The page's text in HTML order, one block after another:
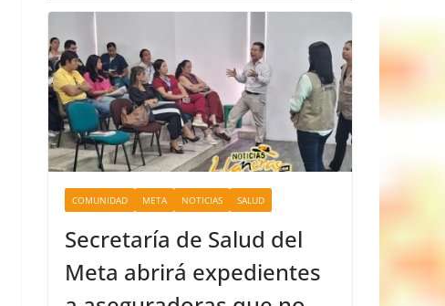
COMUNIDAD META NOTICIAS SALUD
Secretaría de Salud del
Meta abrirá expedientes